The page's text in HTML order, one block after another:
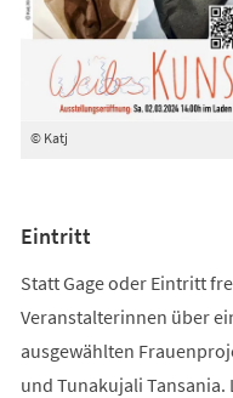
© Katj
Eintritt
Statt Gage oder Eintritt
Veranstalterinnen über
ausgewählten
und Tunakujali